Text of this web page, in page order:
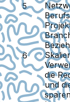
die
und